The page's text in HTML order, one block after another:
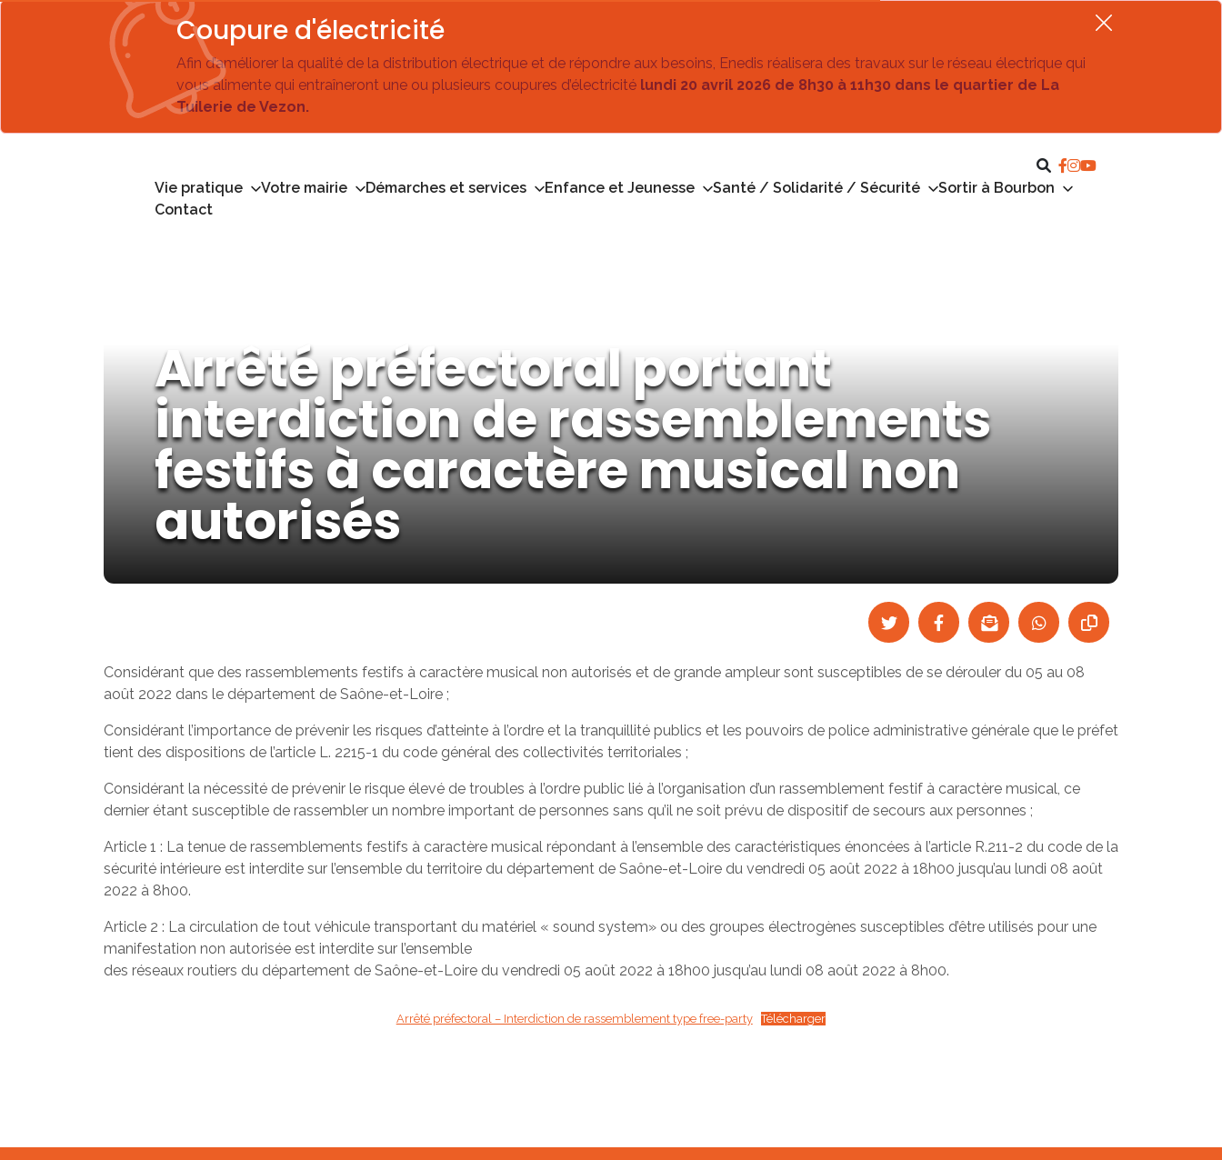
Coupure d'électricité
Afin d’améliorer la qualité de la distribution électrique et de répondre aux besoins, Enedis réalisera des travaux sur le réseau électrique qui
vous alimente qui entraîneront une ou plusieurs coupures d’électricité lundi 20 avril 2026 de 8h30 à 11h30 dans le quartier de La
Tuilerie de Vezon.
Vie pratique Votre mairie Démarches et services Enfance et Jeunesse Santé / Solidarité / Sécurité
Sortir à Bourbon
Contact
Arrêté préfectoral portant
interdiction de rassemblements
festifs à caractère musical non
autorisés
Considérant que des rassemblements festifs à caractère musical non autorisés et de grande ampleur sont susceptibles de se dérouler du 05 au 08
août 2022 dans le département de Saône-et-Loire ;
Considérant l’importance de prévenir les risques d’atteinte à l’ordre et la tranquillité publics et les pouvoirs de police administrative générale que le préfet
tient des dispositions de l’article L. 2215-1 du code général des collectivités territoriales ;
Considérant la nécessité de prévenir le risque élevé de troubles à l’ordre public lié à l’organisation d’un rassemblement festif à caractère musical, ce
dernier étant susceptible de rassembler un nombre important de personnes sans qu’il ne soit prévu de dispositif de secours aux personnes ;
Article 1 : La tenue de rassemblements festifs à caractère musical répondant à l’ensemble des caractéristiques énoncées à l’article R.211-2 du code de la
sécurité intérieure est interdite sur l’ensemble du territoire du département de Saône-et-Loire du vendredi 05 août 2022 à 18h00 jusqu’au lundi 08 août
2022 à 8h00.
Article 2 : La circulation de tout véhicule transportant du matériel « sound system» ou des groupes électrogènes susceptibles d’être utilisés pour une
manifestation non autorisée est interdite sur l’ensemble
des réseaux routiers du département de Saône-et-Loire du vendredi 05 août 2022 à 18h00 jusqu’au lundi 08 août 2022 à 8h00.
Arrêté préfectoral – Interdiction de rassemblement type free-party Télécharger